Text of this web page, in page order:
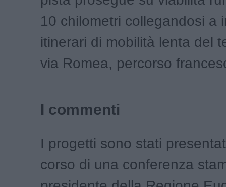
10 chilometri collegandosi a
itinerari di mobilità lenta del
via Romea, percorso
I commenti
I progetti sono stati
corso di una conferenza